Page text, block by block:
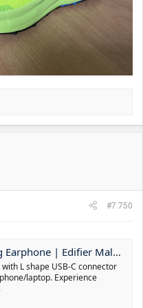
#7.750
| Edifier Malaysia
L shape USB-C connector
laptop. Experience